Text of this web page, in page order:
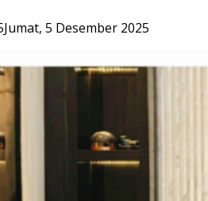
Jumat, 5 Desember 2025